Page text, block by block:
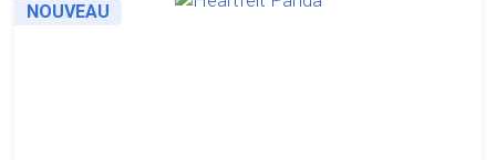
NOUVEAU